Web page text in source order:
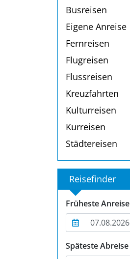
Busreisen
Eigene Anreise
Fernreisen
Flugreisen
Flussreisen
Kreuzfahrten
Kulturreisen
Kurreisen
Städtereisen
Reisefinder
Früheste Anreise
Späteste Abreise